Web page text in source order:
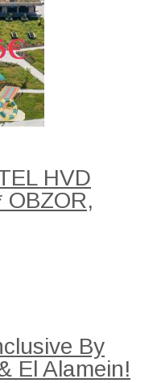
HVD
OBZOR,
By
El Alamein!